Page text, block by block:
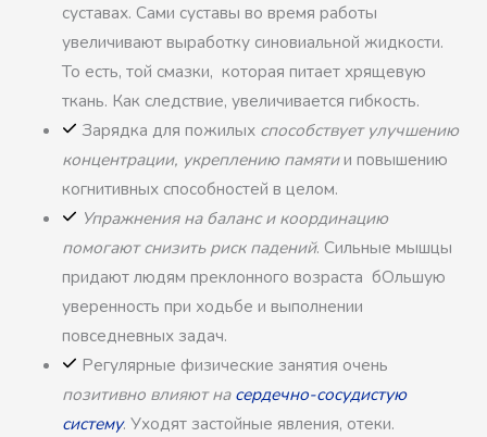
суставах. Сами суставы во время работы
увеличивают выработку синовиальной жидкости.
То есть, той смазки, которая питает хрящевую
ткань. Как следствие, увеличивается гибкость.
Зарядка для пожилых способствует улучшению
концентрации, укреплению памятии повышению
когнитивных способностей в целом.
Упражнения на баланс и координацию
помогают снизить риск падений. Сильные мышцы
придают людям преклонного возраста бОльшую
уверенность при ходьбе и выполнении
повседневных задач.
Регулярные физические занятия очень
позитивно влияют насердечно-сосудистую
систему. Уходят застойные явления, отеки.